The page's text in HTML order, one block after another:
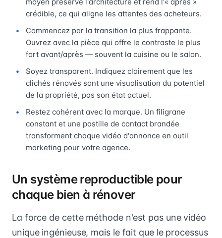
crédible, ce qui aligne les attentes des acheteurs.
Commencez par la transition la plus frappante.
Ouvrez avec la pièce qui offre le contraste le plus
fort avant/après — souvent la cuisine ou le salon.
Soyez transparent. Indiquez clairement que les
clichés rénovés sont une visualisation du potentiel
de la propriété, pas son état actuel.
Restez cohérent avec la marque. Un filigrane
constant et une pastille de contact brandée
transforment chaque vidéo d'annonce en outil
marketing pour votre agence.
Un système reproductible pour
chaque bien à rénover
La force de cette méthode n'est pas une vidéo
unique ingénieuse, mais le fait que le processus